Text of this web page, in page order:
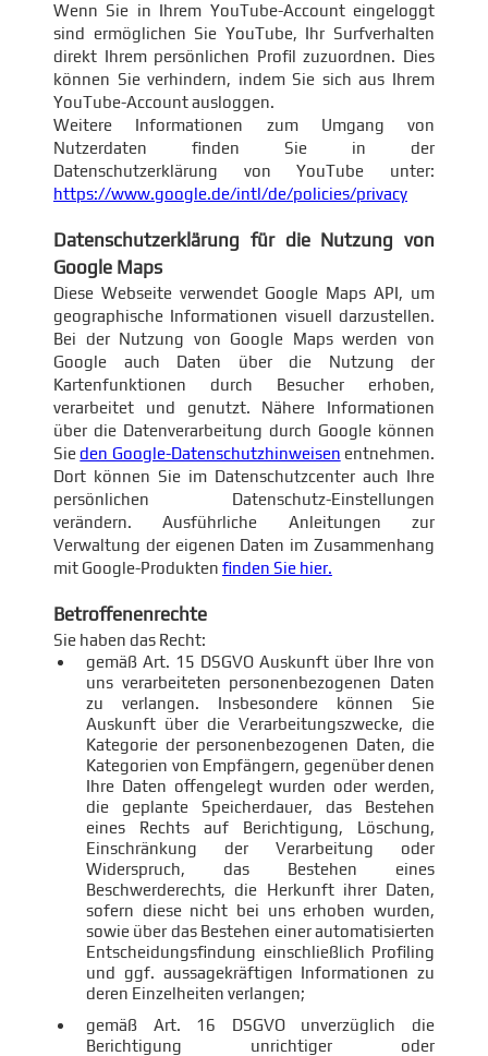
Wenn Sie in Ihrem YouTube-Account eingeloggt
sind ermöglichen Sie YouTube, Ihr Surfverhalten
direkt Ihrem persönlichen Profil zuzuordnen. Dies
können Sie verhindern, indem Sie sich aus Ihrem
YouTube-Account ausloggen.
Weitere Informationen zum Umgang von
Nutzerdaten finden Sie in der
Datenschutzerklärung von YouTube unter:
https://www.google.de/intl/de/policies/privacy
Datenschutzerklärung für die Nutzung von
Google Maps
Diese Webseite verwendet Google Maps API, um
geographische Informationen visuell darzustellen.
Bei der Nutzung von Google Maps werden von
Google auch Daten über die Nutzung der
Kartenfunktionen durch Besucher erhoben,
verarbeitet und genutzt. Nähere Informationen
über die Datenverarbeitung durch Google können
Sieden Google-Datenschutzhinweisen entnehmen.
Dort können Sie im Datenschutzcenter auch Ihre
persönlichen Datenschutz-Einstellungen
verändern. Ausführliche Anleitungen zur
Verwaltung der eigenen Daten im Zusammenhang
mit Google-Produkten finden Sie hier.
Betroffenenrechte
Sie haben das Recht:
gemäß Art. 15 DSGVO Auskunft über Ihre von
uns verarbeiteten personenbezogenen Daten
zu verlangen. Insbesondere können Sie
Auskunft über die Verarbeitungszwecke, die
Kategorie der personenbezogenen Daten, die
Kategorien von Empfängern, gegenüber denen
Ihre Daten offengelegt wurden oder werden,
die geplante Speicherdauer, das Bestehen
eines Rechts auf Berichtigung, Löschung,
Einschränkung der Verarbeitung oder
Widerspruch, das Bestehen eines
Beschwerderechts, die Herkunft ihrer Daten,
sofern diese nicht bei uns erhoben wurden,
sowie über das Bestehen einer automatisierten
Entscheidungsfindung einschließlich Profiling
und ggf. aussagekräftigen Informationen zu
deren Einzelheiten verlangen;
gemäß Art. 16 DSGVO unverzüglich die
Berichtigung unrichtiger oder